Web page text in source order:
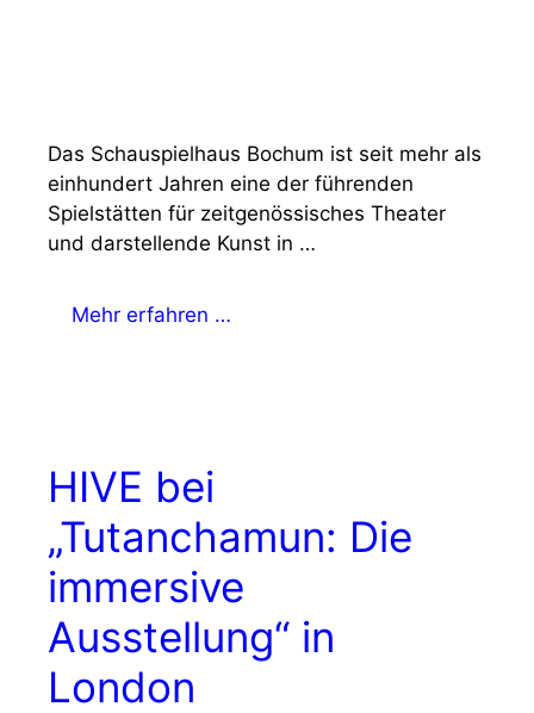
Das Schauspielhaus Bochum ist seit mehr als
einhundert Jahren eine der führenden
Spielstätten für zeitgenössisches Theater
und darstellende Kunst in …
Mehr erfahren …
HIVE bei
„Tutanchamun: Die
immersive
Ausstellung“ in
London